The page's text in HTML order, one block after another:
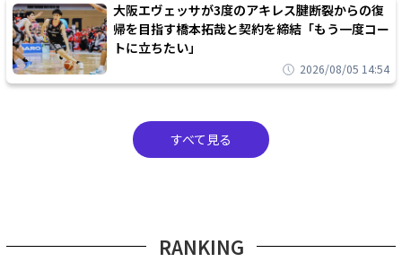
大阪エヴェッサが3度のアキレス腱断裂からの復
帰を目指す橋本拓哉と契約を締結「もう一度コー
トに立ちたい」
2026/08/05 14:54
すべて見る
RANKING